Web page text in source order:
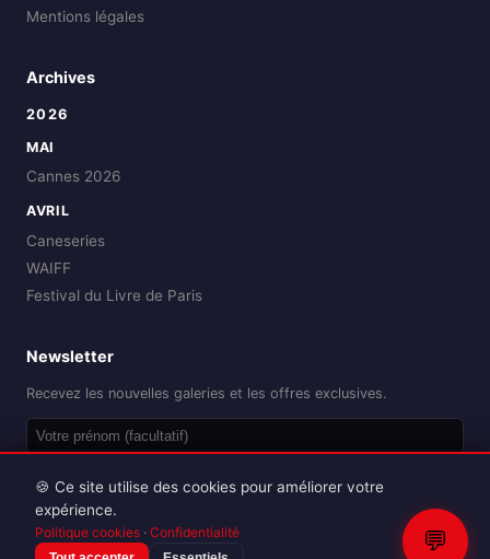
Mentions légales
Archives
2026
MAI
Cannes 2026
AVRIL
Caneseries
WAIFF
Festival du Livre de Paris
Newsletter
Recevez les nouvelles galeries et les offres exclusives.
💬
🍪 Ce site utilise des cookies pour améliorer votre
expérience.
Politique cookies · Confidentialité